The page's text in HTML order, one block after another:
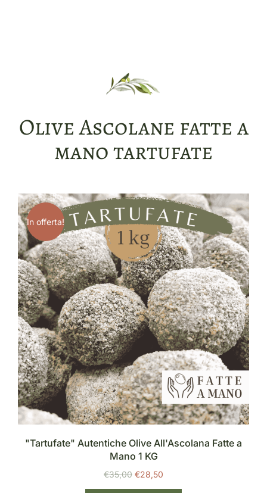
Olive Ascolane fatte a
mano tartufate
In offerta!
"Tartufate" Autentiche Olive All'Ascolana Fatte a
Mano 1 KG
€35,00 €28,50